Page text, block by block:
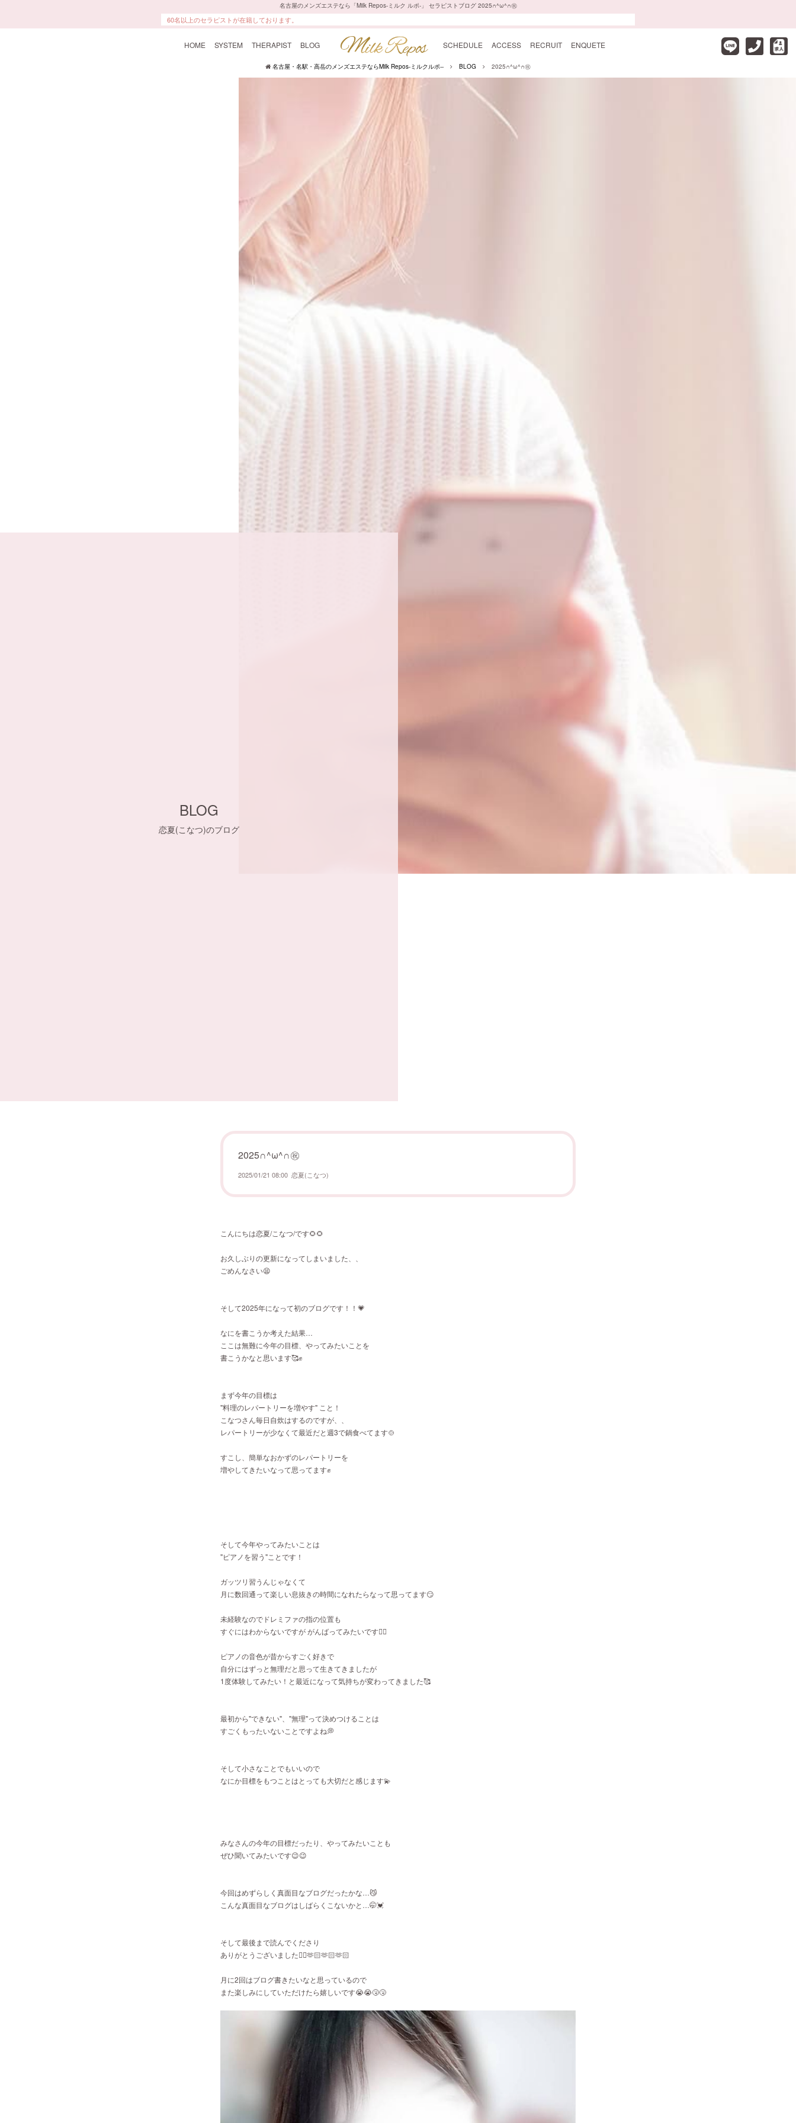
名古屋のメンズエステなら「Milk Repos-ミルク ルポ-」 セラピストブログ 2025∩^ω^∩㊗️
60名以上のセラピストが在籍しております。
本格エステ・マッサージにより、最上級の癒しをご提供いたします。
HOME SYSTEM THERAPIST BLOG SCHEDULE ACCESS RECRUIT ENQUETE
名古屋・名駅・高岳のメンズエステならMilk Repos-ミルクルポ-- BLOG 2025∩^ω^∩㊗️
BLOG
恋夏(こなつ)のブログ
2025∩^ω^∩㊗️
2025/01/21 08:00 恋夏(こなつ)
こんにちは恋夏/こなつ/です🌻🌻
お久しぶりの更新になってしまいました、、
ごめんなさい😫
そして2025年になって初のブログです！！💗
なにを書こうか考えた結果…
ここは無難に今年の目標、やってみたいことを
書こうかなと思います🥰✊
まず今年の目標は
"料理のレパートリーを増やす" こと！
こなつさん毎日自炊はするのですが、、
レパートリーが少なくて最近だと週3で鍋食べてます🍲
すこし、簡単なおかずのレパートリーを
増やしてきたいなって思ってます✊
そして今年やってみたいことは
"ピアノを習う"ことです！
ガッツリ習うんじゃなくて
月に数回通って楽しい息抜きの時間になれたらなって思ってます😏
未経験なのでドレミファの指の位置も
すぐにはわからないですが がんばってみたいです✌🏻
ピアノの音色が昔からすごく好きで
自分にはずっと無理だと思って生きてきましたが
1度体験してみたい！と最近になって気持ちが変わってきました🥰
最初から"できない"、"無理"って決めつけることは
すごくもったいないことですよね💭
そして小さなことでもいいので
なにか目標をもつことはとっても大切だと感じます💫
みなさんの今年の目標だったり、やってみたいことも
ぜひ聞いてみたいです😉😉
今回はめずらしく真面目なブログだったかな…😼
こんな真面目なブログはしばらくこないかと…🤭💓
そして最後まで読んでくださり
ありがとうございました🙂‍↕️🫶🏻🫶🏻🫶🏻
月に2回はブログ書きたいなと思っているので
また楽しみにしていただけたら嬉しいです😭😭🤧🤧